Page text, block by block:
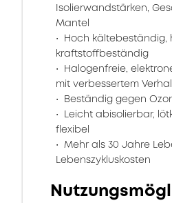
Isolierwandstärken,
Mantel
Hoch kältebeständig,
kraftstoffbeständig
Halogenfreie,
mit verbessertem
Beständig gegen
Leicht abisolierbar,
flexibel
Mehr als 30 Jahre
Lebenszykluskosten